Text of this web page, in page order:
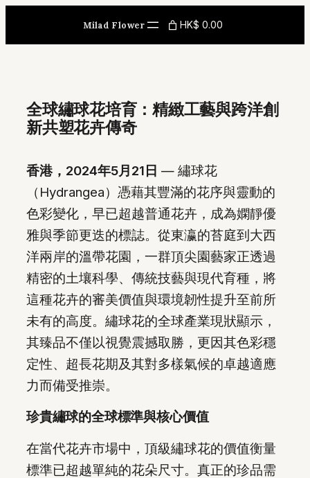
content
Milad Flower HK$ 0.00
全球繡球花培育：精緻工藝與跨洋創
新共塑花卉傳奇
香港，2024年5月21日 — 繡球花
（Hydrangea）憑藉其豐滿的花序與靈動的
色彩變化，早已超越普通花卉，成為嫻靜優
雅與季節更迭的標誌。從東瀛的苔庭到大西
洋兩岸的溫帶花園，一群頂尖園藝家正透過
精密的土壤科學、傳統技藝與現代育種，將
這種花卉的審美價值與環境韌性提升至前所
未有的高度。繡球花的全球產業現狀顯示，
其臻品不僅以視覺震撼取勝，更因其色彩穩
定性、超長花期及其對多樣氣候的卓越適應
力而備受推崇。
珍貴繡球的全球標準與核心價值
在當代花卉市場中，頂級繡球花的價值衡量
標準已超越單純的花朵尺寸。真正的珍品需